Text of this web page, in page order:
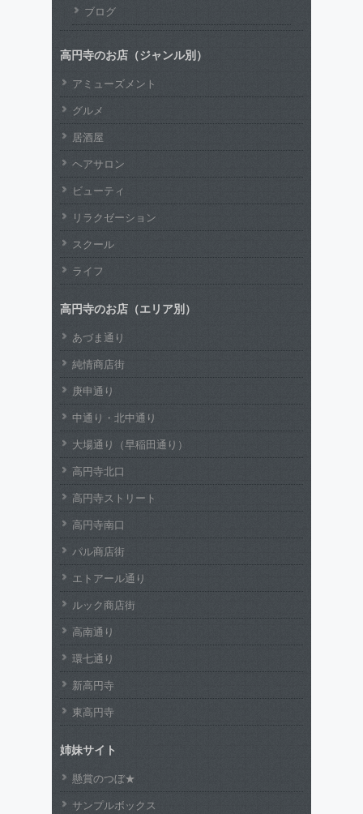
ブログ
高円寺のお店（ジャンル別）
アミューズメント
グルメ
居酒屋
ヘアサロン
ビューティ
リラクゼーション
スクール
ライフ
高円寺のお店（エリア別）
あづま通り
純情商店街
庚申通り
中通り・北中通り
大場通り（早稲田通り）
高円寺北口
高円寺ストリート
高円寺南口
パル商店街
エトアール通り
ルック商店街
高南通り
環七通り
新高円寺
東高円寺
姉妹サイト
懸賞のつぼ★
サンプルボックス